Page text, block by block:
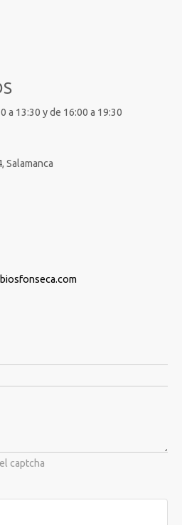
a 13:30 y de 16:00 a 19:30
Salamanca